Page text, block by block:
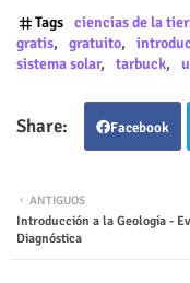
Tags ciencias de la
gratis
gratuito
sistema solar
tarbuck
Facebook
ANTIGUOS
Introducción a la Geología -
Diagnóstica